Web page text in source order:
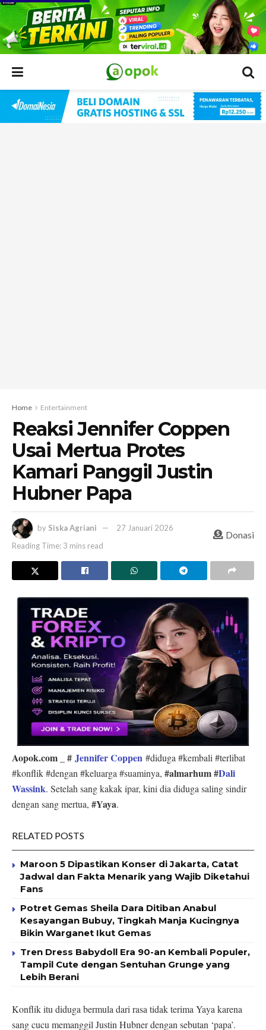
Home Entertainment
Reaksi Jennifer Coppen
Usai Mertua Protes
Kamari Panggil Justin
Hubner Papa
by Siska Agriani
27 Januari 2026
Reading Time: 3 mins read
Donasi
Aopok.com # Jennifer Coppen #diduga #kembali #terlibat
#konflik #dengan #keluarga #suaminya, #almarhum#Dali
Wassink. Setelah sang kakak ipar, kini dia diduga saling sindir
dengan sang mertua, #Yaya.
RELATED POSTS
Maroon 5 Dipastikan Konser di Jakarta, Catat
Jadwal dan Fakta Menarik yang Wajib Diketahui
Fans
Potret Gemas Sheila Dara Ditiban Anabul
Kesayangan Bubuy, Tingkah Manja Kucingnya
Bikin Warganet Ikut Gemas
Tren Dress Babydoll Era 90-an Kembali Populer,
Tampil Cute dengan Sentuhan Grunge yang
Lebih Berani
Konflik itu diduga bermula dari rasa tidak terima Yaya karena
sang cucu memanggil Justin Hubner dengan sebutan ‘papa’.